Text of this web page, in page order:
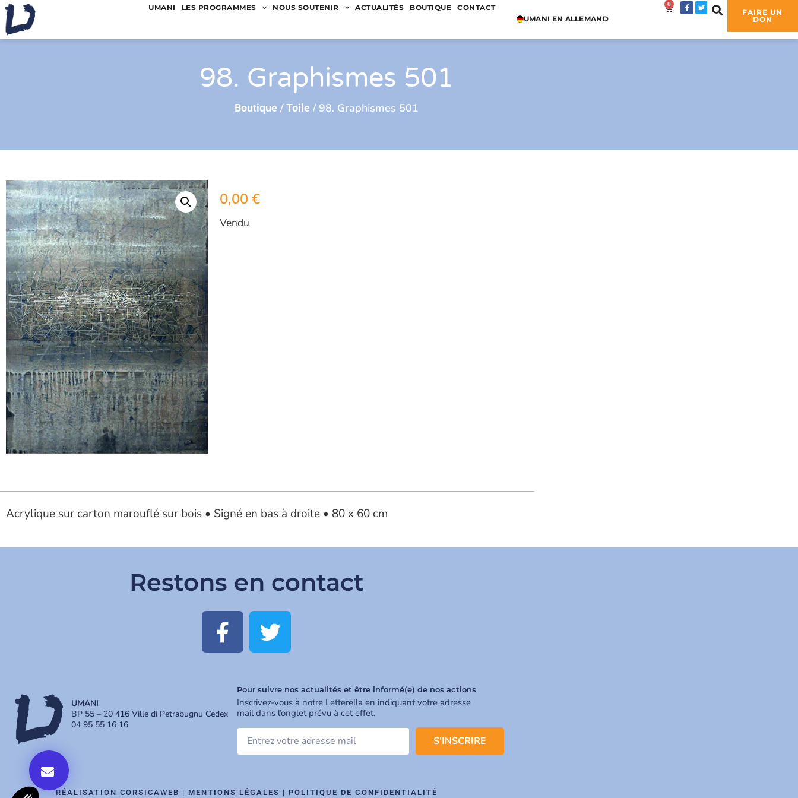
UMANI LES PROGRAMMES NOUS SOUTENIR ACTUALITÉS BOUTIQUE
CONTACT
UMANI EN ALLEMAND
€ 0
FAIRE UN
DON
98. Graphismes 501
Boutique /Toile / 98. Graphismes 501
0,00 €
Vendu
Acrylique sur carton marouflé sur bois • Signé en bas à droite • 80 x 60 cm
Restons en contact
UMANI
BP 55 – 20 416 Ville di Petrabugnu Cedex
04 95 55 16 16
Pour suivre nos actualités et être informé(e) de nos actions
Inscrivez-vous à notre Letterella en indiquant votre adresse
mail dans l’onglet prévu à cet effet.
S'INSCRIRE
RÉALISATION CORSICAWEB | MENTIONS LÉGALES | POLITIQUE DE CONFIDENTIALITÉ